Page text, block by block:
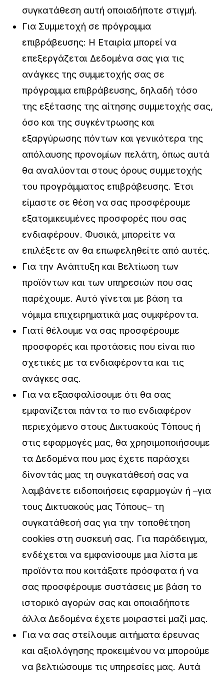
συγκατάθεση αυτή οποιαδήποτε στιγμή.
Για Συμμετοχή σε πρόγραμμα
επιβράβευσης: Η Εταιρία μπορεί να
επεξεργάζεται Δεδομένα σας για τις
ανάγκες της συμμετοχής σας σε
πρόγραμμα επιβράβευσης, δηλαδή τόσο
της εξέτασης της αίτησης συμμετοχής σας,
όσο και της συγκέντρωσης και
εξαργύρωσης πόντων και γενικότερα της
απόλαυσης προνομίων πελάτη, όπως αυτά
θα αναλύονται στους όρους συμμετοχής
του προγράμματος επιβράβευσης. Έτσι
είμαστε σε θέση να σας προσφέρουμε
εξατομικευμένες προσφορές που σας
ενδιαφέρουν. Φυσικά, μπορείτε να
επιλέξετε αν θα επωφεληθείτε από αυτές.
Για την Ανάπτυξη και Βελτίωση των
προϊόντων και των υπηρεσιών που σας
παρέχουμε. Αυτό γίνεται με βάση τα
νόμιμα επιχειρηματικά μας συμφέροντα.
Γιατί θέλουμε να σας προσφέρουμε
προσφορές και προτάσεις που είναι πιο
σχετικές με τα ενδιαφέροντα και τις
ανάγκες σας.
Για να εξασφαλίσουμε ότι θα σας
εμφανίζεται πάντα το πιο ενδιαφέρον
περιεχόμενο στους Δικτυακούς Τόπους ή
στις εφαρμογές μας, θα χρησιμοποιήσουμε
τα Δεδομένα που μας έχετε παράσχει
δίνοντάς μας τη συγκατάθεσή σας να
λαμβάνετε ειδοποιήσεις εφαρμογών ή –για
τους Δικτυακούς μας Τόπους– τη
συγκατάθεσή σας για την τοποθέτηση
cookies στη συσκευή σας. Για παράδειγμα,
ενδέχεται να εμφανίσουμε μια λίστα με
προϊόντα που κοιτάξατε πρόσφατα ή να
σας προσφέρουμε συστάσεις με βάση το
ιστορικό αγορών σας και οποιαδήποτε
άλλα Δεδομένα έχετε μοιραστεί μαζί μας.
Για να σας στείλουμε αιτήματα έρευνας
και αξιολόγησης προκειμένου να μπορούμε
να βελτιώσουμε τις υπηρεσίες μας. Αυτά